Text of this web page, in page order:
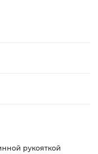
рукояткой